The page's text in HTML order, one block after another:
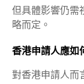
但具體影響仍需
略而定。
香港申請人應如
對香港申請人而